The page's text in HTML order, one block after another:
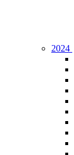
2024